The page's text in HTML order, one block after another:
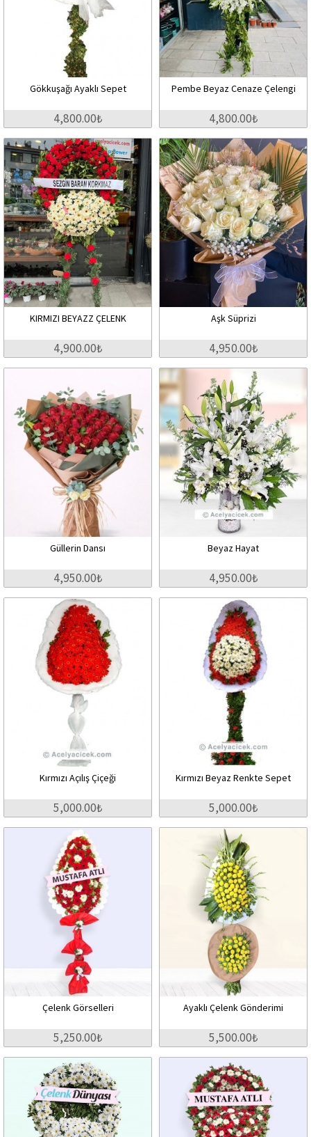
Gökkuşağı Ayaklı Sepet
4,800.00₺
Pembe Beyaz Cenaze Çelengi
4,800.00₺
KIRMIZI BEYAZZ ÇELENK
4,900.00₺
Aşk Süprizi
4,950.00₺
Güllerin Dansı
4,950.00₺
Beyaz Hayat
4,950.00₺
Kırmızı Açılış Çiçeği
5,000.00₺
Kırmızı Beyaz Renkte Sepet
5,000.00₺
Çelenk Görselleri
5,250.00₺
Ayaklı Çelenk Gönderimi
5,500.00₺